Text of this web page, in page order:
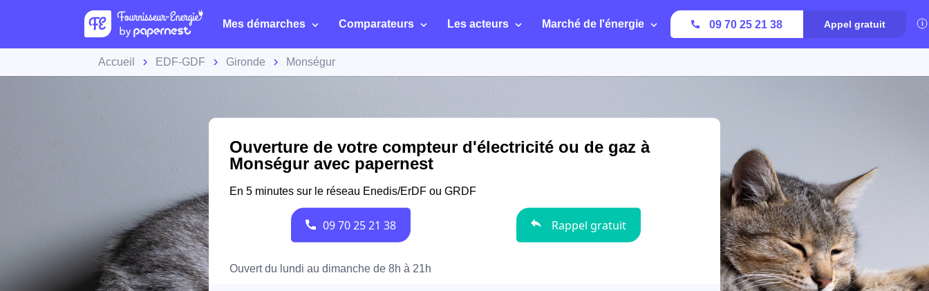
Mes démarches Comparateurs Les acteurs Marché de l'énergie 09 70 25 21 38 Appel gratuit
Accueil EDF-GDF Gironde Monségur